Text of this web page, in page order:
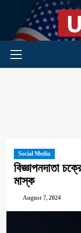
content
Primary Menu
Social Media
বিজ্ঞাপনদাতা
মাস্ক
August 7, 2024